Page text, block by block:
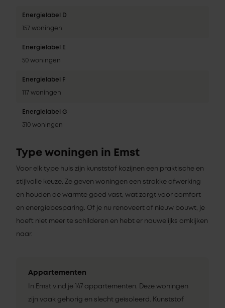
Energielabel D
157 woningen
Energielabel E
50 woningen
Energielabel F
117 woningen
Energielabel G
310 woningen
Type woningen in Emst
Voor elk type huis zijn kunststof kozijnen een praktische en
stijlvolle keuze. Ze geven woningen een strakke afwerking
en houden de warmte goed vast, wat zorgt voor comfort
en energiebesparing. Of je nu renoveert of nieuw bouwt, je
hoeft niet meer te schilderen en hebt er nauwelijks omkijken
naar.
Appartementen
In Emst vind je 147 appartementen. Deze woningen
zijn vaak gehorig en slecht geïsoleerd. Kunststof